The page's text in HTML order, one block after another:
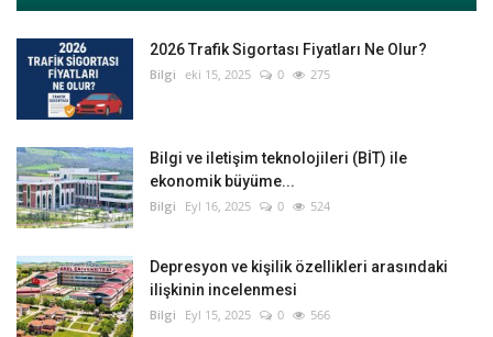
2026 Trafik Sigortası Fiyatları Ne Olur?
Bilgi eki 15, 2025 0 275
Bilgi ve iletişim teknolojileri (BİT) ile
ekonomik büyüme...
Bilgi Eyl 16, 2025 0 524
Depresyon ve kişilik özellikleri arasındaki
ilişkinin incelenmesi
Bilgi Eyl 15, 2025 0 566